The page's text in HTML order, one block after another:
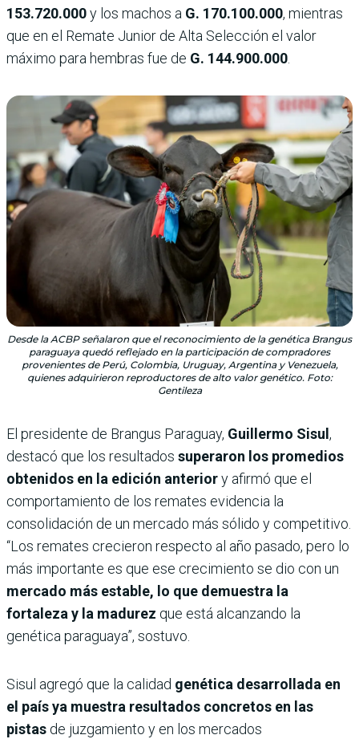
153.720.000y los machos a G. 170.100.000, mientras
que en el Remate Junior de Alta Selección el valor
máximo para hembras fue de G. 144.900.000
Desde la ACBP señalaron que el reconocimiento de la genética Brangus
paraguaya quedó reflejado en la participación de compradores
provenientes de Perú, Colombia, Uruguay, Argentina y Venezuela,
quienes adquirieron reproductores de alto valor genético. Foto:
Gentileza
El presidente de Brangus Paraguay, Guillermo Sisul ,
destacó que los resultados superaron los promedios
obtenidos en la edición anteriory afirmó que el
comportamiento de los remates evidencia la
consolidación de un mercado más sólido y competitivo.
“Los remates crecieron respecto al año pasado, pero lo
más importante es que ese crecimiento se dio con un
mercado más estable, lo que demuestra la
fortaleza y la madurez que está alcanzando la
genética paraguaya”, sostuvo.
Sisul agregó que la calidad genética desarrollada en
el país ya muestra resultados concretos en las
pistas de juzgamiento y en los mercados